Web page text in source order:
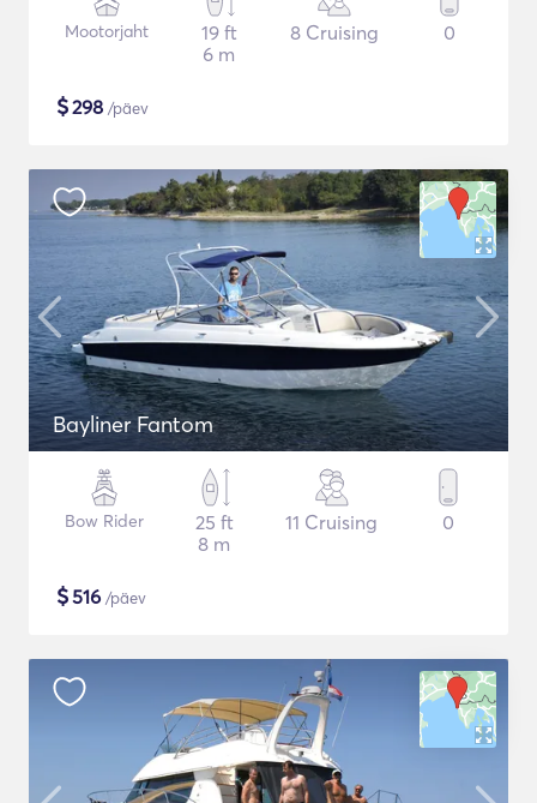
Mootorjaht
19 ft
6 m
8 Cruising 0
$298 /päev
Bayliner Fantom
Bow Rider
25 ft
8 m
11 Cruising 0
$516 /päev